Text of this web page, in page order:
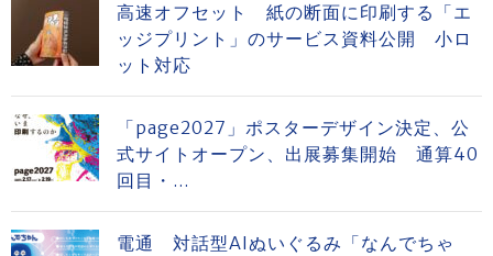
高速オフセット 紙の断面に印刷する「エ
ッジプリント」のサービス資料公開 小ロ
ット対応
「page2027」ポスターデザイン決定、公
式サイトオープン、出展募集開始 通算40
回目・...
電通 対話型AIぬいぐるみ「なんでちゃ